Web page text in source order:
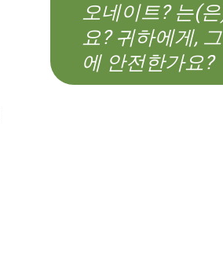
오네이트? 는(
요? 귀하에게,
에 안전한가요?